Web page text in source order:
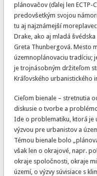
plánovačov (ďalej len ECTP-
predovšetkým svojou
tu aj najznámejší
Drake, ako aj mladá
Greta Thunbergová. Mesto
územnoplánovaciu tradíciu;
je trojnásobným držiteľom
Kráľovského urbanistického
Cieľom bienale – stretnutia
diskusie o tvorbe a
Ide o problematiku, ktorá je
výzvou pre urbanistov a
Témou bienale bolo
však len o okrajové, napr.
okraje spoločnosti, okraje
území, o výzvy súvisiace s